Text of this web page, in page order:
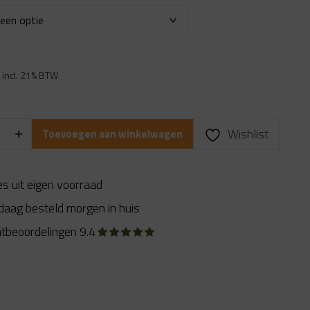
Huidige
prijs
€ 3.99.
incl. 21% BTW
Toevoegen aan winkelwagen Wishlist
uit eigen voorraad
besteld morgen in huis
9.4